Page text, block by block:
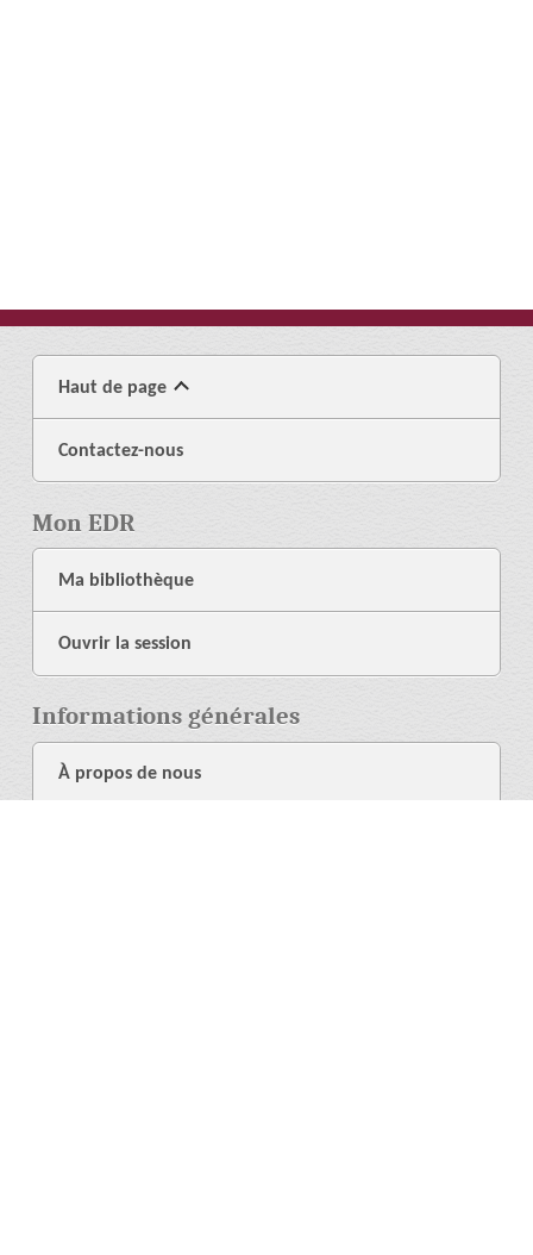
Haut de page
Contactez-nous
Mon EDR
Ma bibliothèque
Ouvrir la session
Informations générales
À propos de nous